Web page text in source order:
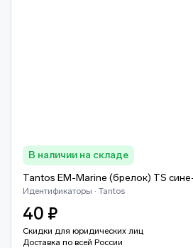
В наличии на складе
Tantos EM-Marine (брелок) TS
Идентификаторы · Tantos
40 ₽
Скидки для юридических лиц
Доставка по всей России